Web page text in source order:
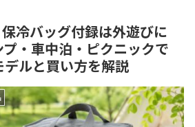
冷バッグ付録は外遊びに
・車中泊・ピクニックで
ルと買い方を解説